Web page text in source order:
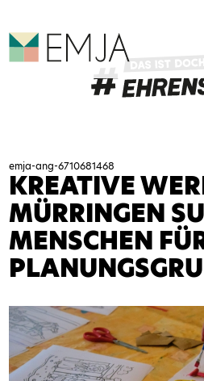
HAUPMENÜ
EMJA -
emja-ang-6710681468
KREATIVE
MÜRRINGEN
MENSCHEN